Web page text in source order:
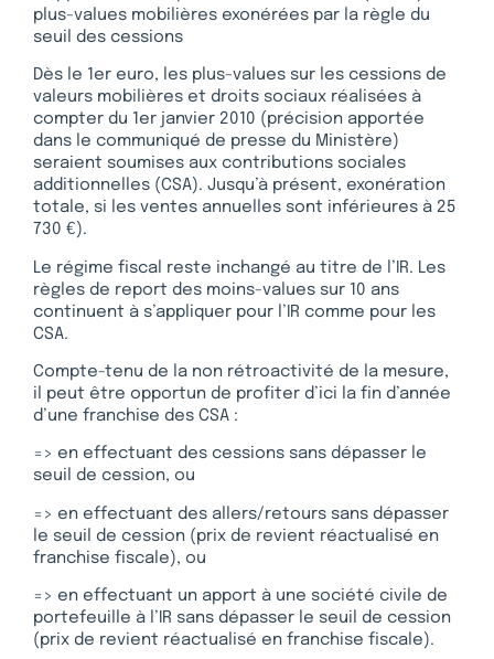
plus-values mobilières exonérées par la règle du
seuil des cessions
Dès le 1er euro, les plus-values sur les cessions de
valeurs mobilières et droits sociaux réalisées à
compter du 1er janvier 2010 (précision apportée
dans le communiqué de presse du Ministère)
seraient soumises aux contributions sociales
additionnelles (CSA). Jusqu’à présent, exonération
totale, si les ventes annuelles sont inférieures à 25
730 €).
Le régime fiscal reste inchangé au titre de l’IR. Les
règles de report des moins-values sur 10 ans
continuent à s’appliquer pour l’IR comme pour les
CSA.
Compte-tenu de la non rétroactivité de la mesure,
il peut être opportun de profiter d’ici la fin d’année
d’une franchise des CSA :
=> en effectuant des cessions sans dépasser le
seuil de cession, ou
=> en effectuant des allers/retours sans dépasser
le seuil de cession (prix de revient réactualisé en
franchise fiscale), ou
=> en effectuant un apport à une société civile de
portefeuille à l’IR sans dépasser le seuil de cession
(prix de revient réactualisé en franchise fiscale).